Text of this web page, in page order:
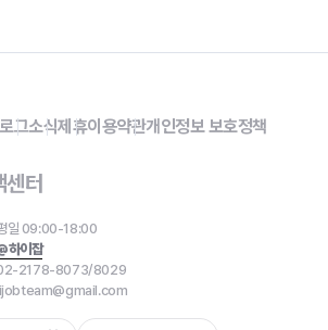
그소식제휴이용약관개인정보 보호정책
센터
일 09:00-18:00
하이잡
2178-8073/8029